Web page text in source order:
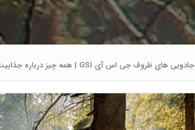
جادویی های ظروف جی اس آی GSI | همه چیز درباره جذابیت و کاربرد آنها